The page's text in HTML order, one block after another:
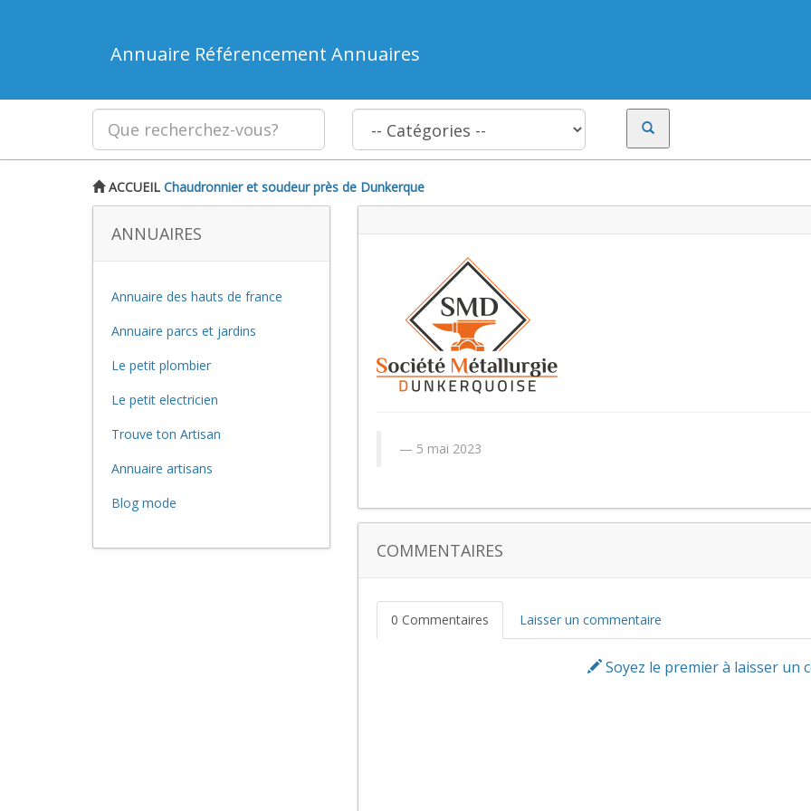
Annuaire Référencement Annuaires
ACCUEIL Chaudronnier et soudeur près de Dunkerque
ANNUAIRES
Annuaire des hauts de france
Annuaire parcs et jardins
Le petit plombier
Le petit electricien
Trouve ton Artisan
Annuaire artisans
Blog mode
5 mai 2023
COMMENTAIRES
0 Commentaires Laisser un commentaire
Soyez le premier à laisser un